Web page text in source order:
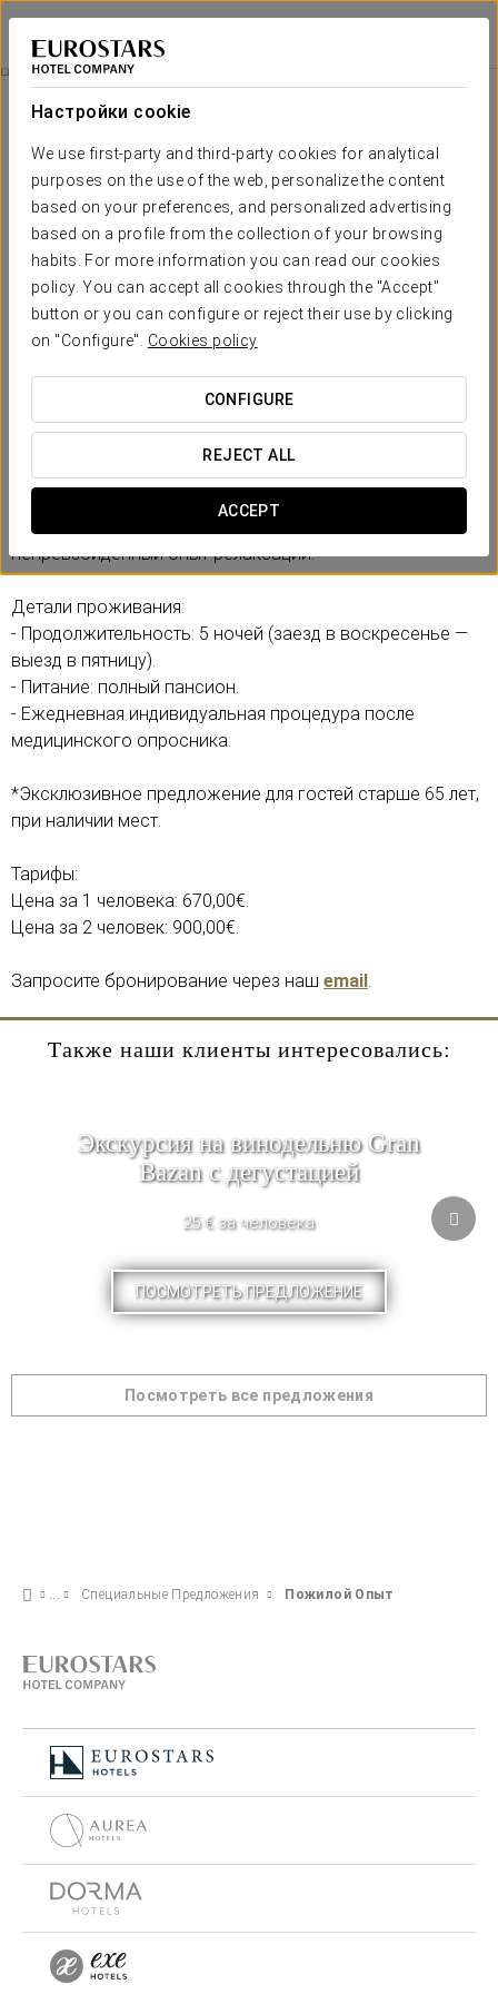
Настройки cookie
We use first-party and third-party cookies for analytical
purposes on the use of the web, personalize the content
based on your preferences, and personalized advertising
based on a profile from the collection of your browsing
habits. For more information you can read our cookies
policy. You can accept all cookies through the "Accept"
button or you can configure or reject their use by clicking
on "Configure". Cookies policy
CONFIGURE
REJECT ALL
ACCEPT
Eurostars Isla de la Toja
ПОНТЕВЕДРА - О-ГРОВЕ
Пожилой Опыт
От 670 €
Пожилой опыт
Насладитесь уникальным отдыхом, созданным для
восстановления и благополучия. Программа для
сеньоров включает проживание на 5 ночей с полным
пансионом и ежедневные процедуры, адаптированные
под ваши потребности. Забронируйте сейчас и получите
непревзойдённый опыт релаксации.
Детали проживания:
- Продолжительность: 5 ночей (заезд в воскресенье —
выезд в пятницу).
- Питание: полный пансион.
- Ежедневная индивидуальная процедура после
медицинского опросника.
*Эксклюзивное предложение для гостей старше 65 лет,
при наличии мест.
Тарифы:
Цена за 1 человека: 670,00€.
Цена за 2 человек: 900,00€.
Запросите бронирование через наш email.
Также наши клиенты интересовались:
Экскурсия на винодельню Gran
Bazan с дегустацией
25 € за человека
ПОСМОТРЕТЬ ПРЕДЛОЖЕНИЕ
Посмотреть все предложения
Специальные Предложения Пожилой Опыт